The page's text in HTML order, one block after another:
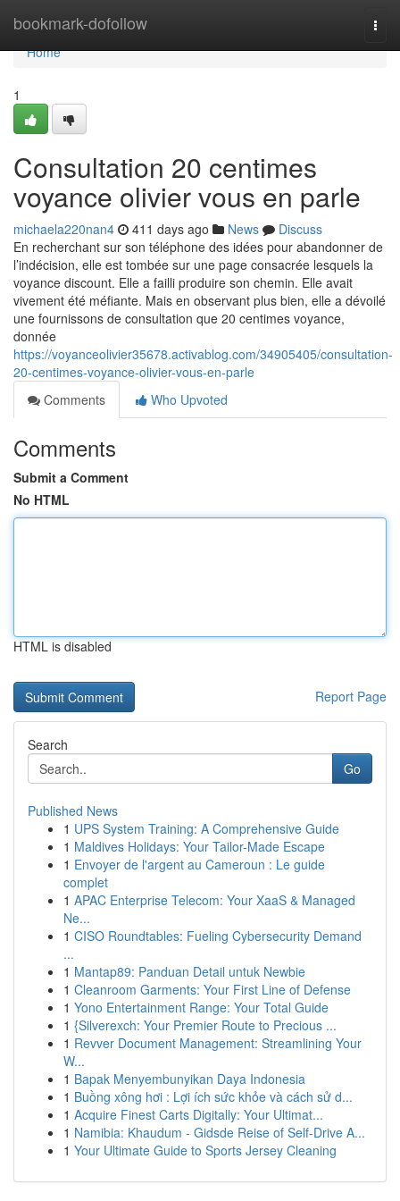
bookmark-dofollow
Home
Home
1
Consultation 20 centimes
voyance olivier vous en parle
michaela220nan4 411 days ago News
Discuss
En recherchant sur son téléphone des idées pour abandonner de
l’indécision, elle est tombée sur une page consacrée lesquels la
voyance discount. Elle a failli produire son chemin. Elle avait
vivement été méfiante. Mais en observant plus bien, elle a dévoilé
une fournissons de consultation que 20 centimes voyance,
donnée
https://voyanceolivier35678.activablog.com/34905405/consultation-
20-centimes-voyance-olivier-vous-en-parle
Comments
Who Upvoted
Comments
Submit a Comment
No HTML
HTML is disabled
Report Page
Search
Go
Published News
1 UPS System Training: A Comprehensive Guide
1 Maldives Holidays: Your Tailor-Made Escape
1 Envoyer de l'argent au Cameroun : Le guide
complet
1 APAC Enterprise Telecom: Your XaaS & Managed
Ne...
1 CISO Roundtables: Fueling Cybersecurity Demand
...
1 Mantap89: Panduan Detail untuk Newbie
1 Cleanroom Garments: Your First Line of Defense
1 Yono Entertainment Range: Your Total Guide
1 {Silverexch: Your Premier Route to Precious ...
1 Revver Document Management: Streamlining Your
W...
1 Bapak Menyembunyikan Daya Indonesia
1 Buồng xông hơi : Lợi ích sức khỏe và cách sử d...
1 Acquire Finest Carts Digitally: Your Ultimat...
1 Namibia: Khaudum - Gidsde Reise of Self-Drive A...
1 Your Ultimate Guide to Sports Jersey Cleaning